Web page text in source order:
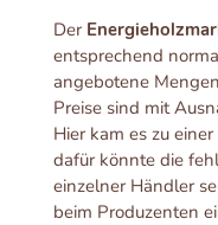
Der
entsprechend
angebotene
Preise sind mit
Hier kam es zu
dafür könnte die
einzelner Händler
beim Produzenten